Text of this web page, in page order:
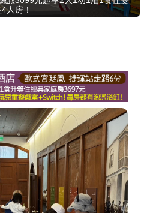
人房！